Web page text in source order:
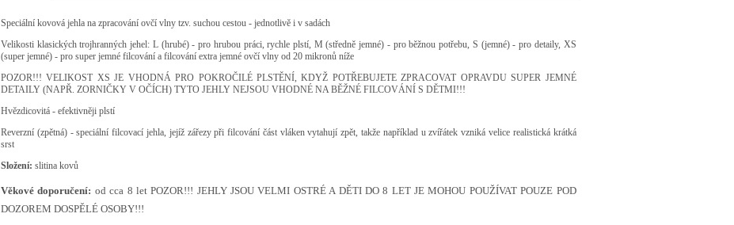
Speciální kovová jehla na zpracování ovčí vlny tzv. suchou cestou - jednotlivě i v sadách
Velikosti klasických trojhranných jehel: L (hrubé) - pro hrubou práci, rychle plstí, M (středně jemné) - pro běžnou potřebu, S (jemné) - pro detaily, XS
(super jemné) - pro super jemné filcování a filcování extra jemné ovčí vlny od 20 mikronů níže
POZOR!!! VELIKOST XS JE VHODNÁ PRO POKROČILÉ PLSTĚNÍ, KDYŽ POTŘEBUJETE ZPRACOVAT OPRAVDU SUPER JEMNÉ
DETAILY (NAPŘ. ZORNIČKY V OČÍCH) TYTO JEHLY NEJSOU VHODNÉ NA BĚŽNÉ FILCOVÁNÍ S DĚTMI!!!
Hvězdicovitá - efektivněji plstí
Reverzní (zpětná) - speciální filcovací jehla, jejíž zářezy při filcování část vláken vytahují zpět, takže například u zvířátek vzniká velice realistická krátká
srst
Složení: slitina kovů
Věkové doporučení: od cca 8 let POZOR!!! JEHLY JSOU VELMI OSTRÉ A DĚTI DO 8 LET JE MOHOU POUŽÍVAT POUZE POD
DOZOREM DOSPĚLÉ OSOBY!!!